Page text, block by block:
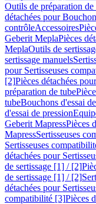
Outils de préparation de
détachées pour
contrôleAccessoires
Geberit MeplaPièces
MeplaOutils de
sertissage manuels
pour Sertisseuses
[2]Pièces détachées
préparation de tube
tubeBouchons d'essai
d'essai de pression
Geberit MapressPièces
MapressSertisseuses
Sertisseuses
détachées pour
de sertissage [1] / [2]
de sertissage [1] / [2]
détachées pour
compatibilité [3]Pièces